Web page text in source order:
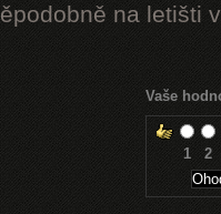
na letišti
Vaše
1 2